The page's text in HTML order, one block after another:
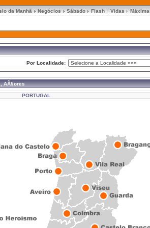
da Manhã Negócios Sábado Flash Vidas Máxima
Por Localidade:
AÃ§ores
PORTUGAL